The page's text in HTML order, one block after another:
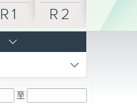
R1 R2
电台至